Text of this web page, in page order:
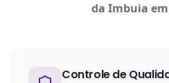
da Imbuia
Controle de